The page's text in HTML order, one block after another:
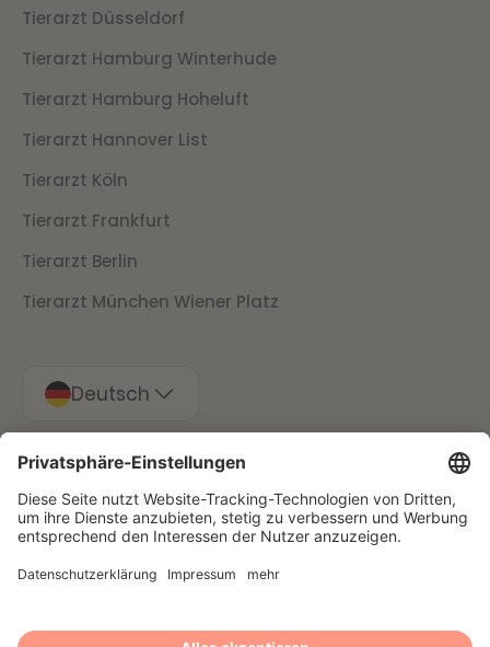
Tierarzt Düsseldorf
Tierarzt Hamburg Winterhude
Tierarzt Hamburg Hoheluft
Tierarzt Hannover List
Tierarzt Köln
Tierarzt Frankfurt
Tierarzt Berlin
Tierarzt München Wiener Platz
Deutsch
ImpressumDatenschutzStornierungsbedingungen